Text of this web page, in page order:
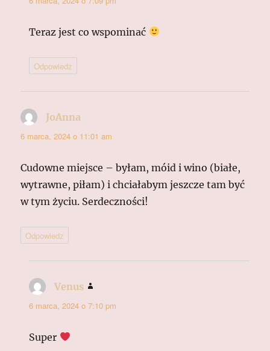
Teraz jest co wspominać
Odpowiedz
JoAnna
6 marca, 2024 o 11:01 am
Cudowne miejsce – byłam, móid i wino (białe,
wytrawne, piłam) i chciałabym jeszcze tam być
w tym życiu. Serdeczności!
Odpowiedz
Venus
6 marca, 2024 o 7:10 pm
Super